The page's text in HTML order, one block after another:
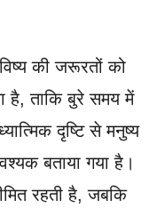
की जरूरतों को
है, ताकि बुरे समय में
दृष्टि से मनुष्य
बताया गया है।
रहती है, जबकि